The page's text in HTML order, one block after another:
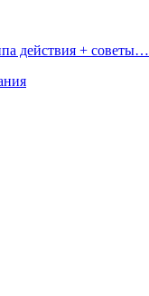
действия + советы…